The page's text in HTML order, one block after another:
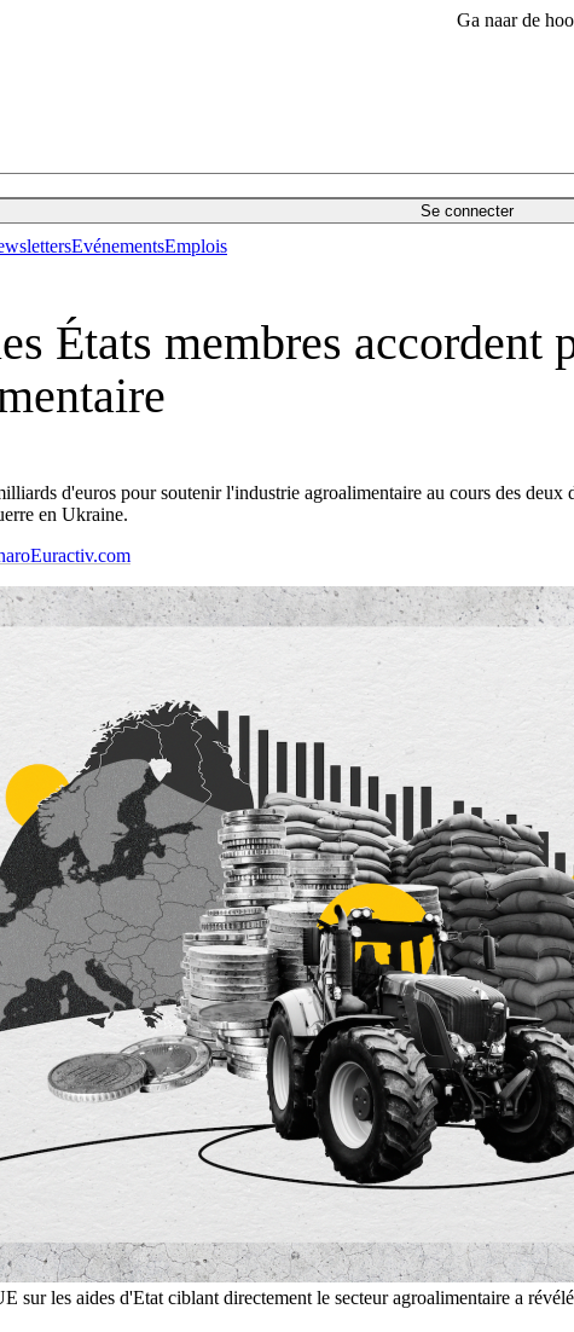
Ga naar de
Se connecter
EvénementsEmplois
États membres accordent
d'euros pour soutenir l'industrie agroalimentaire au cours des
en Ukraine.
Euractiv.com
sur les aides d'Etat ciblant directement le secteur agroalimentaire a